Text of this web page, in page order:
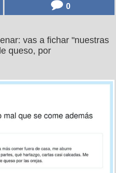
0
vas a fichar "nuestras
queso, por